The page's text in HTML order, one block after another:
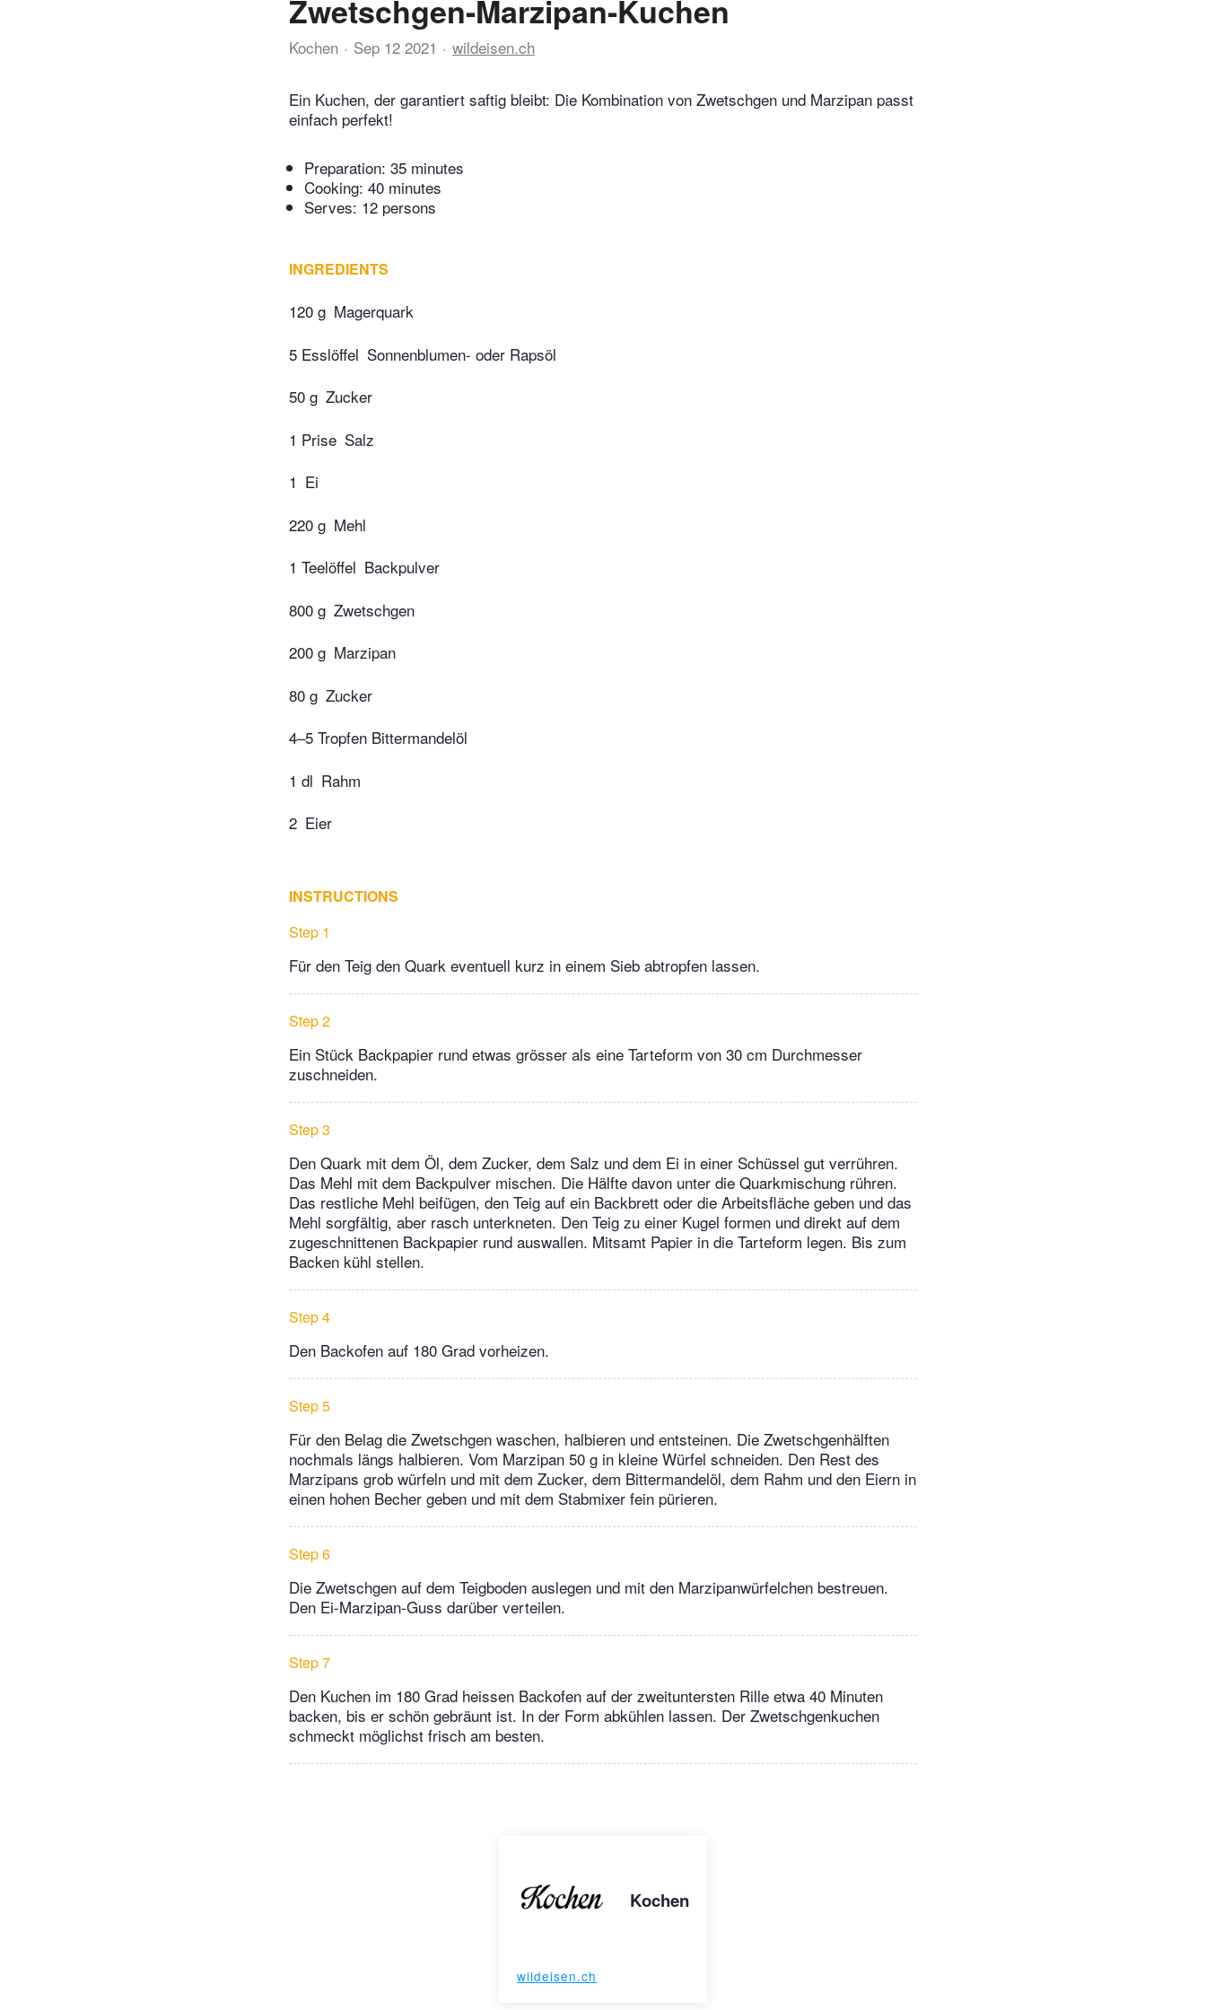
Zwetschgen-Marzipan-Kuchen
Kochen Sep 12 2021 wildeisen.ch
Ein Kuchen, der garantiert saftig bleibt: Die Kombination von Zwetschgen und Marzipan passt
einfach perfekt!
Preparation: 35 minutes
Cooking: 40 minutes
Serves: 12 persons
INGREDIENTS
120 g Magerquark
5 Esslöffel Sonnenblumen- oder Rapsöl
50 g Zucker
1 Prise Salz
1 Ei
220 g Mehl
1 Teelöffel Backpulver
800 g Zwetschgen
200 g Marzipan
80 g Zucker
4–5 Tropfen Bittermandelöl
1 dl Rahm
2 Eier
INSTRUCTIONS
Step 1
Für den Teig den Quark eventuell kurz in einem Sieb abtropfen lassen.
Step 2
Ein Stück Backpapier rund etwas grösser als eine Tarteform von 30 cm Durchmesser
zuschneiden.
Step 3
Den Quark mit dem Öl, dem Zucker, dem Salz und dem Ei in einer Schüssel gut verrühren.
Das Mehl mit dem Backpulver mischen. Die Hälfte davon unter die Quarkmischung rühren.
Das restliche Mehl beifügen, den Teig auf ein Backbrett oder die Arbeitsfläche geben und das
Mehl sorgfältig, aber rasch unterkneten. Den Teig zu einer Kugel formen und direkt auf dem
zugeschnittenen Backpapier rund auswallen. Mitsamt Papier in die Tarteform legen. Bis zum
Backen kühl stellen.
Step 4
Den Backofen auf 180 Grad vorheizen.
Step 5
Für den Belag die Zwetschgen waschen, halbieren und entsteinen. Die Zwetschgenhälften
nochmals längs halbieren. Vom Marzipan 50 g in kleine Würfel schneiden. Den Rest des
Marzipans grob würfeln und mit dem Zucker, dem Bittermandelöl, dem Rahm und den Eiern in
einen hohen Becher geben und mit dem Stabmixer fein pürieren.
Step 6
Die Zwetschgen auf dem Teigboden auslegen und mit den Marzipanwürfelchen bestreuen.
Den Ei-Marzipan-Guss darüber verteilen.
Step 7
Den Kuchen im 180 Grad heissen Backofen auf der zweituntersten Rille etwa 40 Minuten
backen, bis er schön gebräunt ist. In der Form abkühlen lassen. Der Zwetschgenkuchen
schmeckt möglichst frisch am besten.
Kochen
wildeisen.ch